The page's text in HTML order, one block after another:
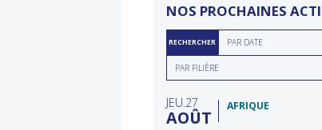
NOS PROCHAINES
RECHERCHER Rechercher
par
date
PAR DATE
Rechercher
parPAR FILIÈRE
JEU 27
AOÛT
AFRIQUE